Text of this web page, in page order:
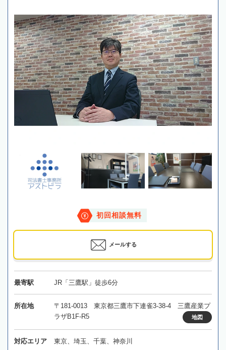
初回相談無料
メールする
最寄駅 JR「三鷹駅」徒歩6分
所在地
〒181-0013 東京都三鷹市下連雀3-38-4 三鷹産業プ
ラザB1F-R5
地図
対応エリア 東京、埼玉、千葉、神奈川